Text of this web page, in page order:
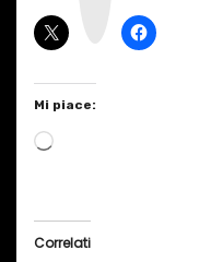
Mi piace:
C
Correlati